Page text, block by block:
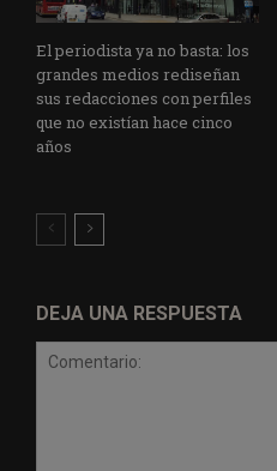
El periodista ya no basta: los
grandes medios rediseñan
sus redacciones con perfiles
que no existían hace cinco
años
DEJA UNA RESPUESTA